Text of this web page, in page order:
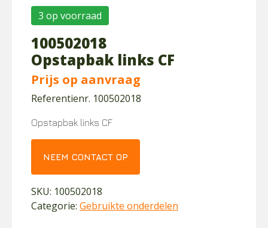
3 op voorraad
100502018
Opstapbak links CF
Prijs op aanvraag
Referentienr. 100502018
Opstapbak links CF
NEEM CONTACT OP
SKU: 100502018
Categorie: Gebruikte onderdelen